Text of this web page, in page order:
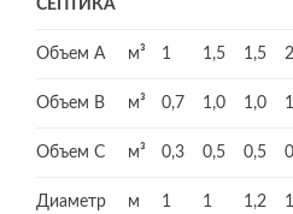
СЕПТИКА
Объем А м³ 1 1,5 1,5 2
Объем В м³ 0,7 1,0 1,0
Объем С м³ 0,3 0,5 0,5
Диаметр м 1 1 1,2